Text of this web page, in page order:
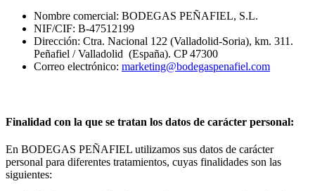
Nombre comercial: BODEGAS PEÑAFIEL, S.L.
NIF/CIF: B-47512199
Dirección: Ctra. Nacional 122 (Valladolid-Soria), km. 311.
Peñafiel / Valladolid (España). CP 47300
Correo electrónico: marketing@bodegaspenafiel.com
Finalidad con la que se tratan los datos de carácter personal:
En BODEGAS PEÑAFIEL utilizamos sus datos de carácter
personal para diferentes tratamientos, cuyas finalidades son las
siguientes: